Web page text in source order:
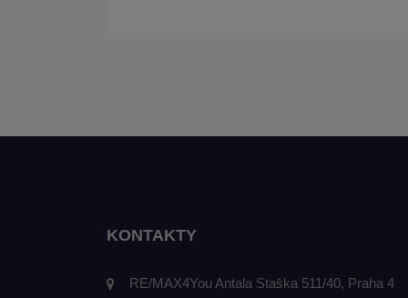
KONTAKTY
RE/MAX4You Antala Staška 511/40, Praha 4